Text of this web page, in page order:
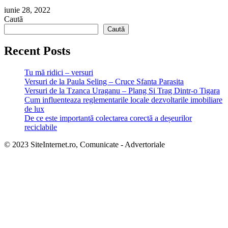
iunie 28, 2022
Caută
Caută
Recent Posts
Tu mă ridici – versuri
Versuri de la Paula Seling – Cruce Sfanta Parasita
Versuri de la Tzanca Uraganu – Plang Si Trag Dintr-o Tigara
Cum influenteaza reglementarile locale dezvoltarile imobiliare
de lux
De ce este importantă colectarea corectă a deșeurilor
reciclabile
© 2023 SiteInternet.ro, Comunicate - Advertoriale